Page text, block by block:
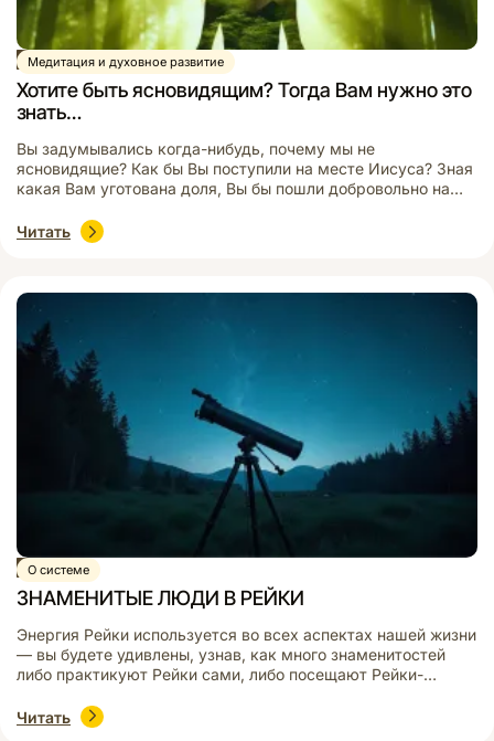
Медитация и духовное развитие
Статья
Хотите быть ясновидящим? Тогда Вам нужно это
знать…
Вы задумывались когда-нибудь, почему мы не
ясновидящие? Как бы Вы поступили на месте Иисуса? Зная
какая Вам уготована доля, Вы бы пошли добровольно на
будущего — это счастливый билет, позволяющий все
предугадать и наивно полагаем, что все можно изменить. В
Читать
О системе
Статья
ЗНАМЕНИТЫЕ ЛЮДИ В РЕЙКИ
Энергия Рейки используется во всех аспектах нашей жизни
— вы будете удивлены, узнав, как много знаменитостей
либо практикуют Рейки сами, либо посещают Рейки-
Читать